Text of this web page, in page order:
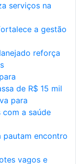
serviços na
a gestão
reforça
de R$ 15 mil
para
com a saúde
pautam encontro
vagos e